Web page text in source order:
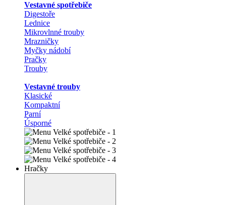
Vestavné spotřebiče
Digestoře
Lednice
Mikrovlnné trouby
Mrazničky
Myčky nádobí
Pračky
Trouby
Vestavné trouby
Klasické
Kompaktní
Parní
Úsporné
Hračky